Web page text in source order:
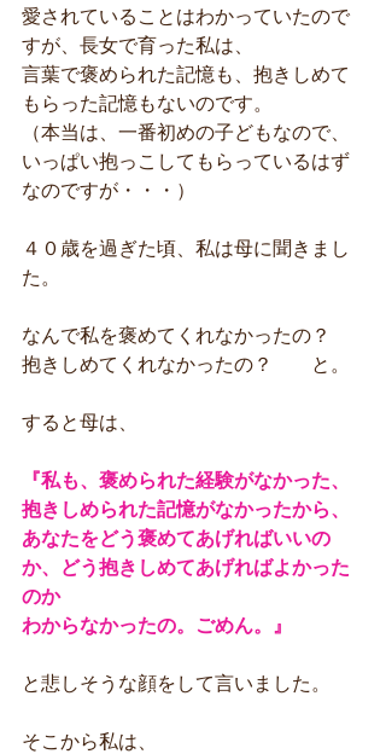
愛されていることはわかっていたので
すが、長女で育った私は、
言葉で褒められた記憶も、抱きしめて
もらった記憶もないのです。
（本当は、一番初めの子どもなので、
いっぱい抱っこしてもらっているはず
なのですが・・・）
４０歳を過ぎた頃、私は母に聞きまし
た。
なんで私を褒めてくれなかったの？
抱きしめてくれなかったの？　　と。
すると母は、
『私も、褒められた経験がなかった、
抱きしめられた記憶がなかったから、
あなたをどう褒めてあげればいいの
か、どう抱きしめてあげればよかった
のか
わからなかったの。ごめん。』
と悲しそうな顔をして言いました。
そこから私は、